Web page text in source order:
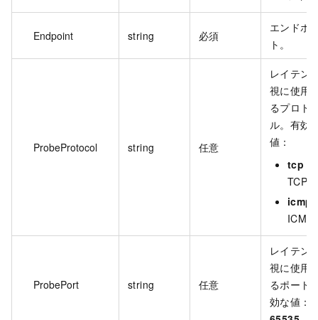
Endpoint string 必須
エンドポ
ト。
ProbeProtocol string 任意
レイテン
視に使用
るプロト
ル。有効
値：
tcp：
TCP。
icmp
ICMP
ProbePort string 任意
レイテン
視に使用
るポート
効な値：